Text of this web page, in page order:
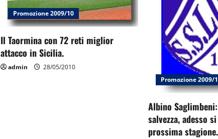
Promozione 2009/10
Il Taormina con 72 reti miglior
attacco in Sicilia.
admin
28/05/2010
Promozione 2009/
Albino
salvezza, adesso
prossima stagione.